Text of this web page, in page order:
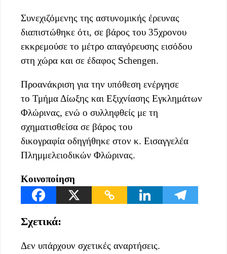
Συνεχιζόμενης της αστυνομικής έρευνας
διαπιστώθηκε ότι, σε βάρος του 35χρονου
εκκρεμούσε το μέτρο απαγόρευσης εισόδου
στη χώρα και σε έδαφος Schengen.
Προανάκριση για την υπόθεση ενέργησε
το Τμήμα Δίωξης και Εξιχνίασης Εγκλημάτων
Φλώρινας, ενώ ο συλληφθείς με τη
σχηματισθείσα σε βάρος του
δικογραφία οδηγήθηκε στον κ. Εισαγγελέα
Πλημμελειοδικών Φλώρινας.
Κοινοποίηση
Σχετικά:
Δεν υπάρχουν σχετικές αναρτήσεις.